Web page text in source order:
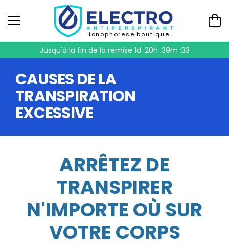
ionophorese.boutique
Jusqu'à la fin de la remise 1d :20h :39m :33
CAUSES DE LA
TRANSPIRATION
EXCESSIVE
ARRÊTEZ DE
TRANSPIRER
N'IMPORTE OÙ SUR
VOTRE CORPS